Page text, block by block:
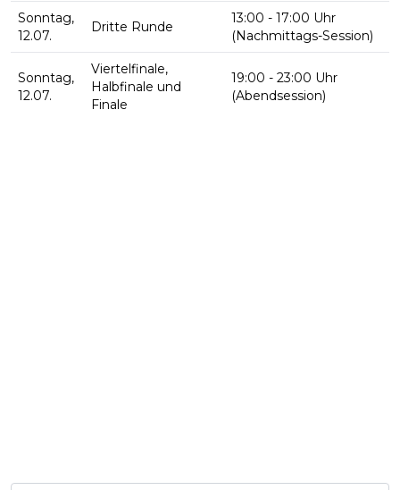
Sonntag,
12.07.
Dritte Runde
13:00 - 17:00 Uhr
(Nachmittags-Session)
Sonntag,
12.07.
Viertelfinale,
Halbfinale und
Finale
19:00 - 23:00 Uhr
(Abendsession)